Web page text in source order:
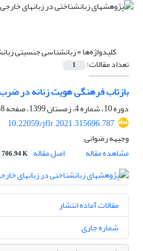
کلیدواژه‌ها =زبانشناسی جنسیتی
تعداد مقالات: 1
بازتاب فرهنگی هویت زنانه در
دوره 10، شماره 4، زمستان 1399، صفحه
10.22059/jflr.2021.315696.787
وجیهه رضوانی
مشاهده مقاله
اصل مقاله 706.94 K
مقالات آماده انتشار
شماره جاری